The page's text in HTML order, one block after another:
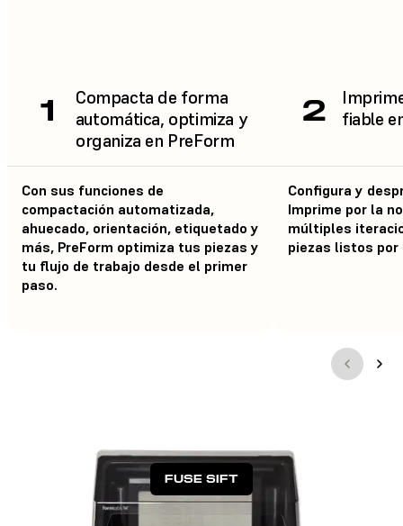
1
Compacta de forma
automática, optimiza y
organiza en PreForm
Con sus funciones de
compactación automatizada,
ahuecado, orientación, etiquetado y
más, PreForm optimiza tus piezas y
tu flujo de trabajo desde el primer
paso.
2
fiable
Configura y
Imprime por la
múltiples
piezas listos por
FUSE SIFT